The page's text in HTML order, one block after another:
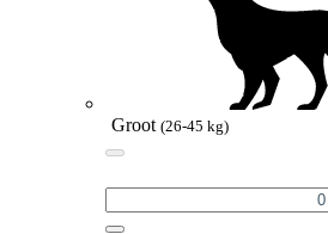
Groot (26-45 kg)